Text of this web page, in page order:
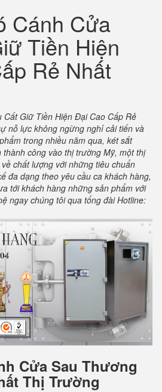
Cánh Cửa
Tiền Hiện
Rẻ Nhất
Cất Giữ Tiền Hiện Đại Cao Cấp Rẻ
nỗ lực không ngừng nghỉ cải tiến và
trong nhiều năm qua, két sắt
thành công vào thị trường Mỹ, một thị
chất lượng với những tiêu chuẩn
đa dạng theo yêu cầu ca khách hàng,
tới khách hàng những sản phẩm với
ngay chúng tôi qua tổng đài Hotline:
Cửa Sau Thương
Thị Trường